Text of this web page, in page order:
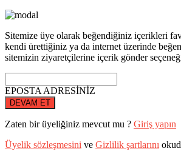
Sitemize üye olarak beğendiğiniz içerikleri
kendi ürettiğiniz ya da internet üzerinde
sitemizin ziyaretçilerine içerik gönder
EPOSTA ADRESİNİZ
DEVAM ET
Zaten bir üyeliğiniz mevcut mu ? Giriş yapın
Üyelik sözleşmesini ve Gizlilik şartlarını